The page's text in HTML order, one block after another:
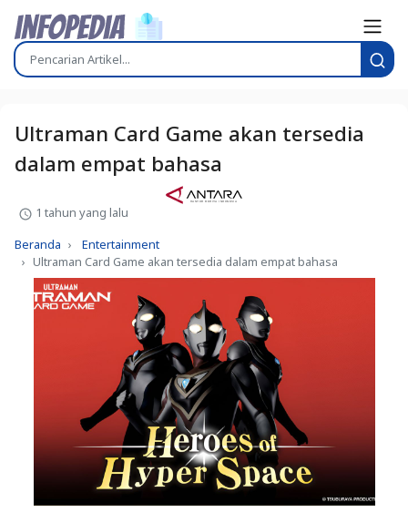
Ultraman Card Game akan tersedia
dalam empat bahasa
1 tahun yang lalu
Beranda
Entertainment
Ultraman Card Game akan tersedia dalam empat bahasa